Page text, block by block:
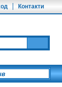
Контакти